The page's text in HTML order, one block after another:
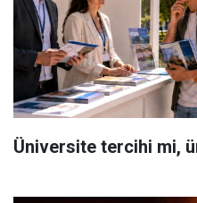
Üniversite tercihi mi,